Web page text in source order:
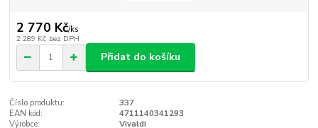
2 770 Kč/ks
2 289 Kč bez DPH
Přidat do košíku
Číslo produktu:
337
EAN kód:
4711140341293
Výrobce:
Vivaldi